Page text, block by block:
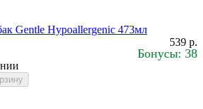
Gentle Hypoallergenic 473мл
539 р.
Бонусы: 38